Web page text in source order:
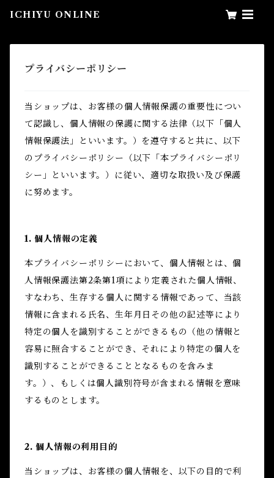
ICHIYU ONLINE
プライバシーポリシー
当ショップは、お客様の個人情報保護の重要性につい
て認識し、個人情報の保護に関する法律（以下「個人
情報保護法」といいます。）を遵守すると共に、以下
のプライバシーポリシー（以下「本プライバシーポリ
シー」といいます。）に従い、適切な取扱い及び保護
に努めます。
1. 個人情報の定義
本プライバシーポリシーにおいて、個人情報とは、個
人情報保護法第2条第1項により定義された個人情報、
すなわち、生存する個人に関する情報であって、当該
情報に含まれる氏名、生年月日その他の記述等により
特定の個人を識別することができるもの（他の情報と
容易に照合することができ、それにより特定の個人を
識別することができることとなるものを含みま
す。）、もしくは個人識別符号が含まれる情報を意味
するものとします。
2. 個人情報の利用目的
当ショップは、お客様の個人情報を、以下の目的で利